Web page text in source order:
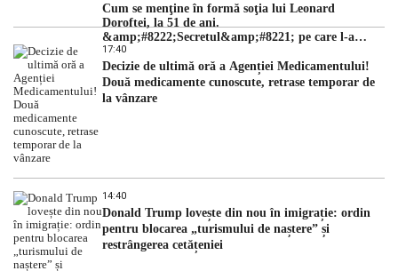
Cum se menţine în formă soţia lui Leonard
Doroftei, la 51 de ani.
&amp;#8222;Secretul&amp;#8221; pe care l-a
dezvăluit
17:40
Decizie de ultimă oră a Agenției Medicamentului!
Două medicamente cunoscute, retrase temporar de
la vânzare
14:40
Donald Trump lovește din nou în imigrație: ordin
pentru blocarea „turismului de naștere” și
restrângerea cetățeniei